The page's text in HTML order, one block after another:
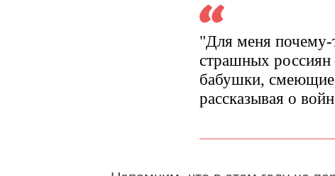
"Для меня
страшных
бабушки,
рассказывая о